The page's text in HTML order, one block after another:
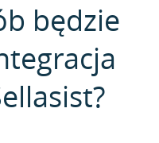
będzie